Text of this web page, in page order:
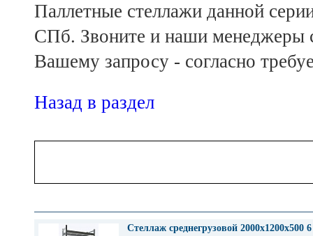
Паллетные стеллажи данной
СПб. Звоните и наши менеджеры
Вашему запросу - согласно
Назад в раздел
Стеллаж среднегрузовой 2000х1200х500